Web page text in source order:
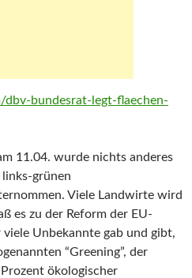
bundesrat-legt-flaechen-
11.04. wurde nichts anderes
grünen
Viele Landwirte wird
es zu der Reform der EU-
Unbekannte gab und gibt,
“Greening”, der
ökologischer